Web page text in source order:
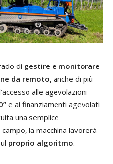
di gestire e monitorare
da remoto, anche di più
alle agevolazioni
e ai finanziamenti agevolati
una semplice
la macchina lavorerà
proprio algoritmo.